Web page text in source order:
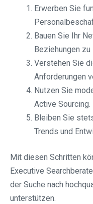
Erwerben Sie
Bauen Sie Ihr
Beziehungen
Verstehen Sie
Anforderungen
Nutzen Sie
Active Sourcing.
Bleiben Sie
Trends und
Mit diesen Schritten
Executive
der Suche nach
unterstützen.